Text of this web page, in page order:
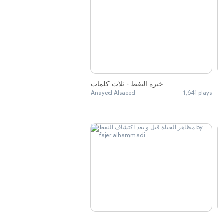
خبرة النفط - ثلاث كلمات
Anayed Alsaeed 1,641 plays